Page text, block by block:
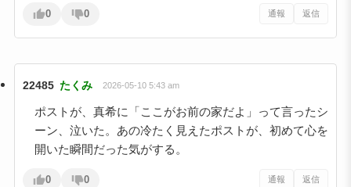
0 0 通報 返信
22485 たくみ 2026-05-10 5:43 am
ポストが、真希に「ここがお前の家だよ」って言ったシ
ーン、泣いた。あの冷たく見えたポストが、初めて心を
開いた瞬間だった気がする。
0 0 通報 返信